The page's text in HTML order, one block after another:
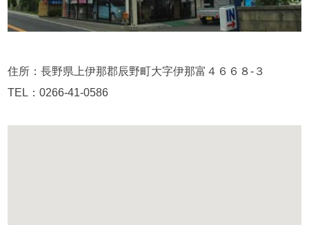
住所：長野県上伊那郡辰野町大字伊那富４６６８-３
TEL：0266-41-0586